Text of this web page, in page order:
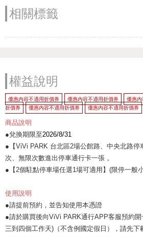
相關標籤
權益說明
優惠內容不適用折價券 優惠內容不適用折價券 優惠內
折價券
優惠內容不適用折價券 優惠內容不適用折價券
商品說明
●兌換期限至2026/8/31
●【ViVi PARK 台北區2場公館路、中央北路停
次、無限次數進出停車通行卡一張 。
●【2個駐點停車場任選1場可適用】(限停一般
使用說明
●請提前預約，並告知使用本憑證
●請於購買後向ViVi PARK通行APP客服預約
三到四個工作天)（不含例國定假日），請先